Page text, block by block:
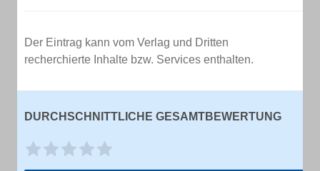
Der Eintrag kann vom Verlag und Dritten
recherchierte Inhalte bzw. Services enthalten.
DURCHSCHNITTLICHE GESAMTBEWERTUNG